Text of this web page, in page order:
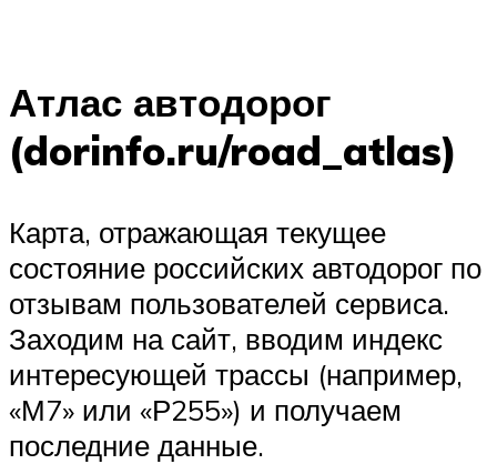
Атлас автодорог
(dorinfo.ru/road_atlas)
Карта, отражающая текущее
состояние российских автодорог по
отзывам пользователей сервиса.
Заходим на сайт, вводим индекс
интересующей трассы (например,
«М7» или «Р255») и получаем
последние данные.